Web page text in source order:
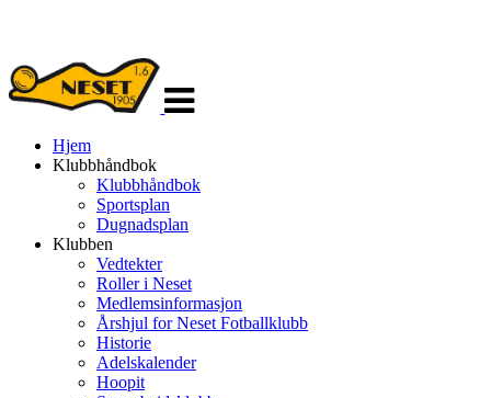
navigasjon
Hjem
Klubbhåndbok
Klubbhåndbok
Sportsplan
Dugnadsplan
Klubben
Vedtekter
Roller i Neset
Medlemsinformasjon
Årshjul for Neset Fotballklubb
Historie
Adelskalender
Hoopit